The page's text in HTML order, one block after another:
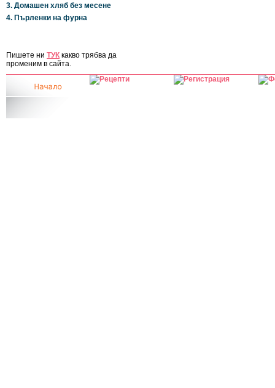
3. Домашен хляб без месене
4. Пърленки на фурна
Пишете ни ТУК какво трябва да
променим в сайта.